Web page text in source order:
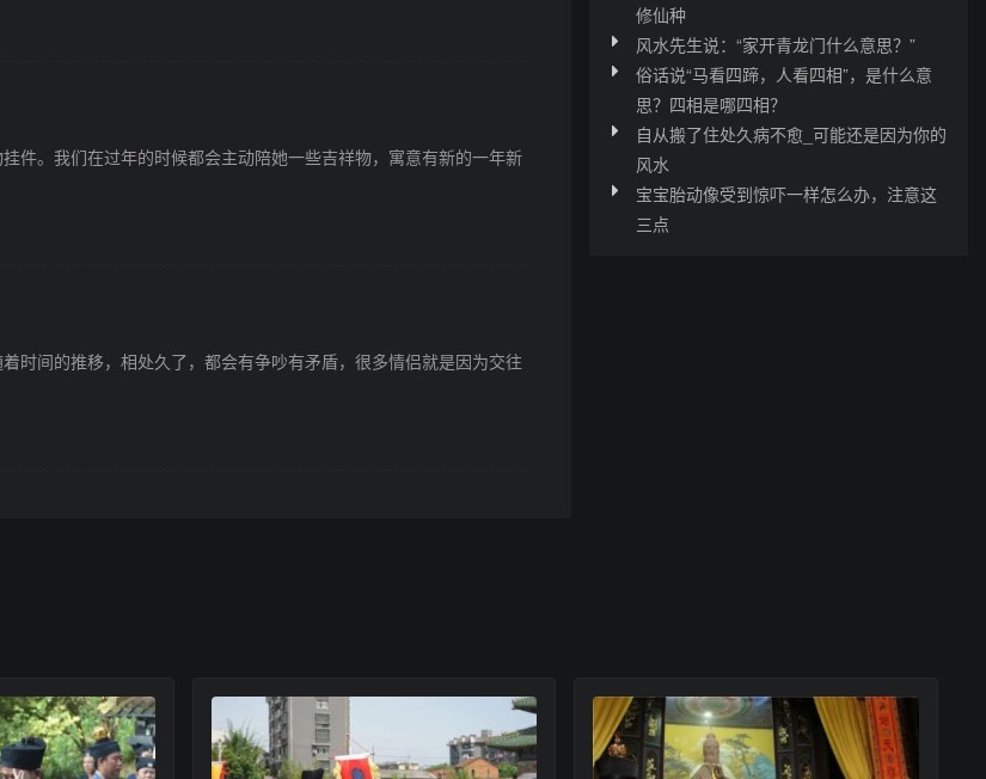
件。我们在过年的时候都会主动陪她一些吉祥物，寓意有新的一年新
时间的推移，相处久了，都会有争吵有矛盾，很多情侣就是因为交往
修仙种
风水先生说：“家开青龙门什么意思？”
俗话说“马看四蹄，人看四相”，是什么意
思？四相是哪四相？
自从搬了住处久病不愈_可能还是因为你的
风水
宝宝胎动像受到惊吓一样怎么办，注意这
三点